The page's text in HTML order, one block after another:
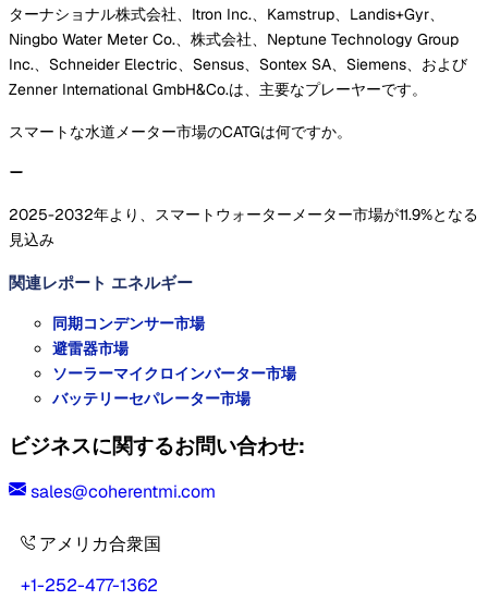
ターナショナル株式会社、Itron Inc.、Kamstrup、Landis+Gyr、
Ningbo Water Meter Co.、株式会社、Neptune Technology Group
Inc.、Schneider Electric、Sensus、Sontex SA、Siemens、および
Zenner International GmbH&Co.は、主要なプレーヤーです。
スマートな水道メーター市場のCATGは何ですか。
2025-2032年より、スマートウォーターメーター市場が11.9%となる
見込み
関連レポート エネルギー
同期コンデンサー市場
避雷器市場
ソーラーマイクロインバーター市場
バッテリーセパレーター市場
ビジネスに関するお問い合わせ:
sales@coherentmi.com
アメリカ合衆国
+1-252-477-1362